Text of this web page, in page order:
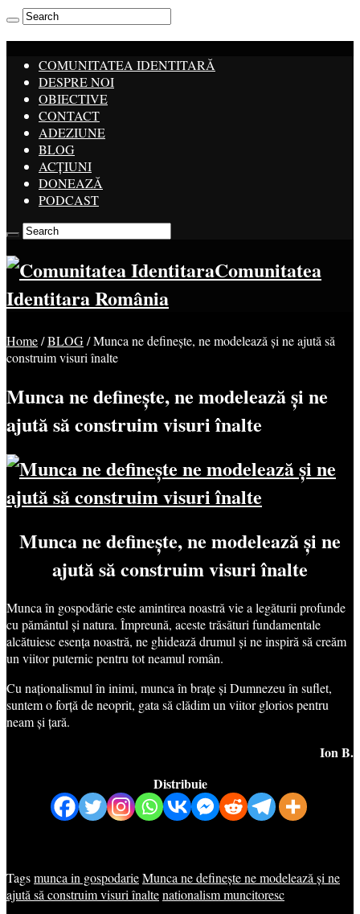
COMUNITATEA IDENTITARĂ
DESPRE NOI
OBIECTIVE
CONTACT
ADEZIUNE
BLOG
ACȚIUNI
DONEAZĂ
PODCAST
Comunitatea
Identitara România
Home/BLOG/Munca ne definește, ne modelează și ne ajută să
construim visuri înalte
Munca ne definește, ne modelează și ne
ajută să construim visuri înalte
Munca ne definește, ne modelează și ne
ajută să construim visuri înalte
Munca în gospodărie este amintirea noastră vie a legăturii profunde
cu pământul și natura. Împreună, aceste trăsături fundamentale
alcătuiesc esența noastră, ne ghidează drumul și ne inspiră să creăm
un viitor puternic pentru tot neamul român.
Cu naționalismul în inimi, munca în brațe și Dumnezeu în suflet,
suntem o forță de neoprit, gata să clădim un viitor glorios pentru
neam și țară.
Ion B.
Distribuie
Tagsmunca in gospodarieMunca ne definește ne modelează și ne
ajută să construim visuri înaltenationalism muncitoresc